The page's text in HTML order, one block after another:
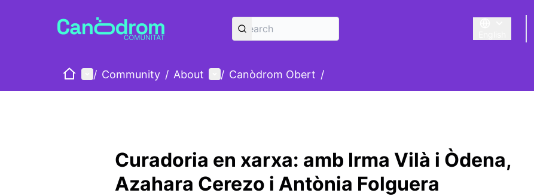
Triar la llengua
HomeMain menu
/ Community / About User menu
/ Canòdrom Obert /
Curadoria en xarxa: amb Irma Vilà i Òdena,
Azahara Cerezo i Antònia Folguera